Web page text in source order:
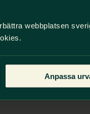
webbplatsen
Anpassa